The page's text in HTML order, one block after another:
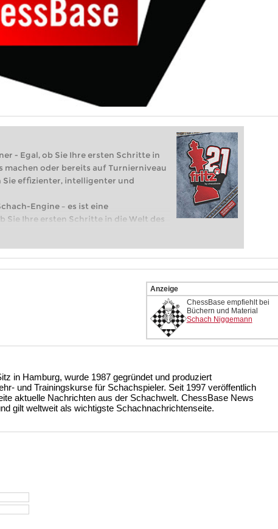
- Egal, ob Sie Ihre ersten Schritte in
machen oder bereits auf Turnierniveau
Sie effizienter, intelligenter und
Engine – es ist eine
Sie Ihre ersten Schritte in die Welt des
bereits auf Turnierniveau spielen: Mit
Anzeige
ChessBase empfiehlt bei
Büchern und Material
Schach Niggemann
in Hamburg, wurde 1987 gegründet und produziert
und Trainingskurse für Schachspieler. Seit 1997 veröffentlich
aktuelle Nachrichten aus der Schachwelt. ChessBase News
gilt weltweit als wichtigste Schachnachrichtenseite.